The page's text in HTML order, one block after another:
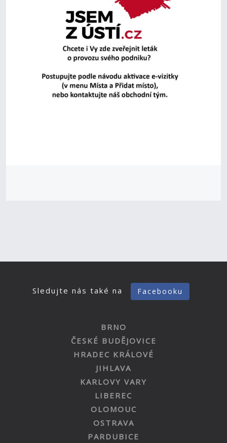
Sledujte nás také na Facebooku
BRNO
ČESKÉ BUDĚJOVICE
HRADEC KRÁLOVÉ
JIHLAVA
KARLOVY VARY
LIBEREC
OLOMOUC
OSTRAVA
PARDUBICE